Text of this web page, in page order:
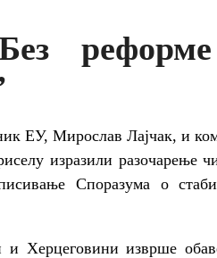
ЕУ, Мирослав Лајчак, и
изразили
Споразума о
Херцеговини изврше